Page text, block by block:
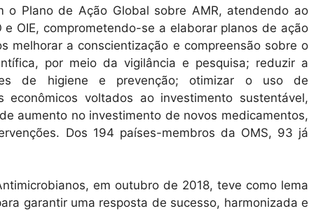
o Plano de Ação Global sobre AMR, atendendo ao
OIE, comprometendo-se a elaborar planos de ação
melhorar a conscientização e compreensão sobre o
por meio da vigilância e pesquisa; reduzir a
de higiene e prevenção; otimizar o uso de
econômicos voltados ao investimento sustentável,
aumento no investimento de novos medicamentos,
Dos 194 países-membros da OMS, 93 já
em outubro de 2018, teve como lema
garantir uma resposta de sucesso, harmonizada e